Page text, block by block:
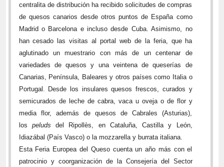
centralita de distribución ha recibido solicitudes de compras
de quesos canarios desde otros puntos de España como
Madrid o Barcelona e incluso desde Cuba. Asimismo, no
han cesado las visitas al portal web de la feria, que ha
aglutinado un muestrario con más de un centenar de
variedades de quesos y una veintena de queserías de
Canarias, Península, Baleares y otros países como Italia o
Portugal. Desde los insulares quesos frescos, curados y
semicurados de leche de cabra, vaca u oveja o de flor y
media flor, además de quesos de Cabrales (Asturias),
los peluds del Ripollès, en Cataluña, Castilla y León,
Idiazábal (País Vasco) o la mozzarella y burrata italiana.
Esta Feria Europea del Queso cuenta un año más con el
patrocinio y coorganización de la Consejería del Sector